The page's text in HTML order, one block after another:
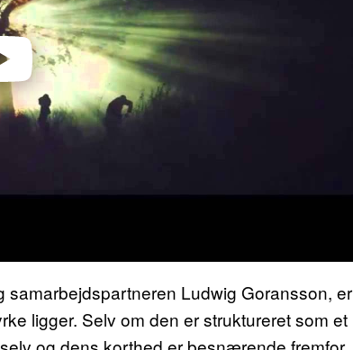
samarbejdspartneren Ludwig Goransson, er
ligger. Selv om den er struktureret som et